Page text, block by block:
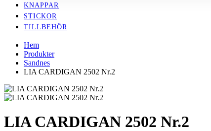
KNAPPAR
STICKOR
TILLBEHÖR
Hem
Produkter
Sandnes
LIA CARDIGAN 2502 Nr.2
LIA CARDIGAN 2502 Nr.2